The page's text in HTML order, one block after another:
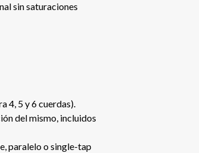
sin saturaciones
4, 5 y 6 cuerdas).
del mismo, incluidos
paralelo o single-tap